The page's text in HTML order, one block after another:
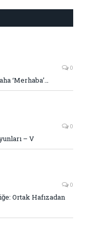
0
‘Merhaba’…
0
– V
0
Ortak Hafızadan